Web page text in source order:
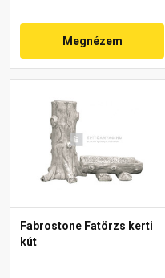
Megnézem
Fabrostone Fatörzs kerti
kút